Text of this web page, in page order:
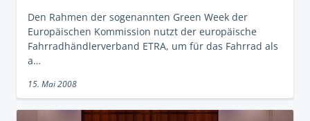
Den Rahmen der sogenannten Green Week der
Europäischen Kommission nutzt der europäische
Fahrradhändlerverband ETRA, um für das Fahrrad als
a…
15. Mai 2008